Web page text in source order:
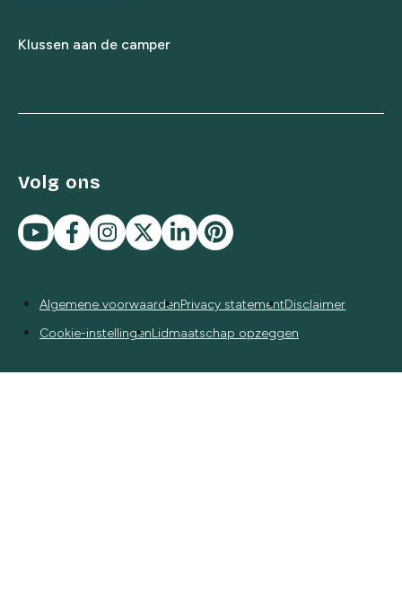
Klussen aan de camper
Volg ons
Algemene voorwaardenPrivacy statementDisclaimer
Cookie-instellingenLidmaatschap opzeggen